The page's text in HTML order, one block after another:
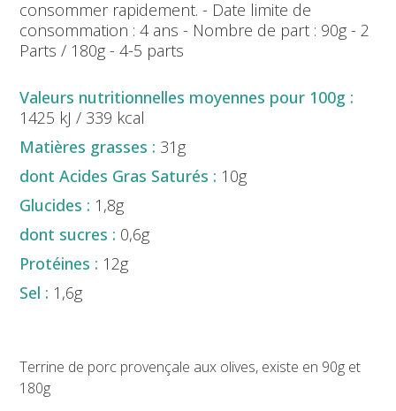
consommer rapidement. - Date limite de
consommation : 4 ans - Nombre de part : 90g - 2
Parts / 180g - 4-5 parts
1425 kJ / 339 kcal
31g
10g
1,8g
0,6g
12g
1,6g
Terrine de porc provençale aux olives, existe en 90g et
180g